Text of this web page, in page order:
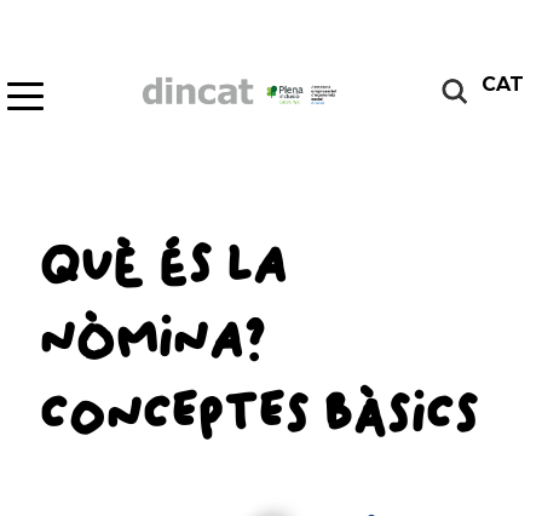
CAT
QUÈ ÉS LA
NÒMINA?
CONCEPTES BÀSICS